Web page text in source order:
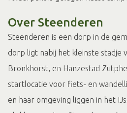
Over Steenderen
Steenderen is een dorp in de
dorp ligt nabij het kleinste stadje
Bronkhorst, en Hanzestad
startlocatie voor fiets- en
en haar omgeving liggen in het